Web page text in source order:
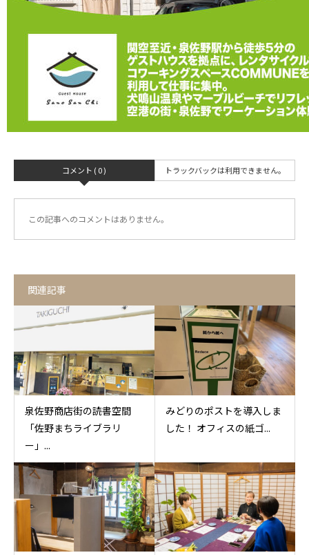
コメント ( 0 ) トラックバックは利用できません。
この記事へのコメントはありません。
関連記事
泉佐野商店街の読書空間
「佐野まちライブラリ
ー」...
みどりのポストを導入しま
した！ オフィスの紙ゴ...